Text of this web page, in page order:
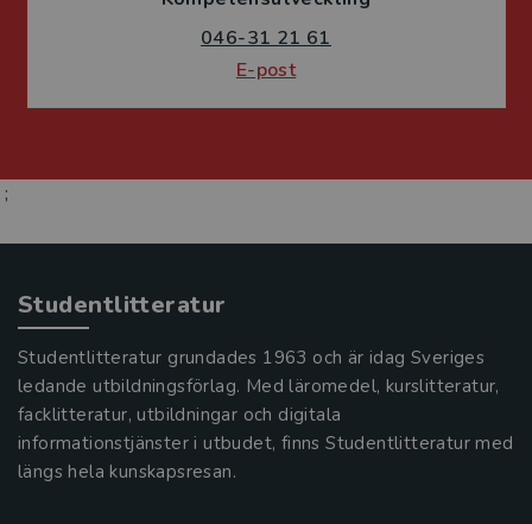
046-31 21 61
E-post
;
Studentlitteratur
Studentlitteratur grundades 1963 och är idag Sveriges
ledande utbildningsförlag. Med läromedel, kurslitteratur,
facklitteratur, utbildningar och digitala
informationstjänster i utbudet, finns Studentlitteratur med
längs hela kunskapsresan.